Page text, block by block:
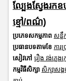
ល្បែងស្វែងរក
ខ្មៅ/ពណ៌)
ប្រភេទសកម្មភាព សន្លឹ
ប្រធានបទតាមខែ ការ
សៀវភៅ រឿង វង់ភ្លេង
កម្មវិធីសិក្សា សិក្សាសង្